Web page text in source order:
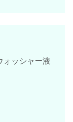
ォッシャー液